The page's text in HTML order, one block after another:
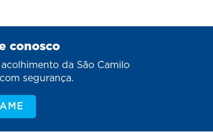
conosco
da São Camilo
segurança.